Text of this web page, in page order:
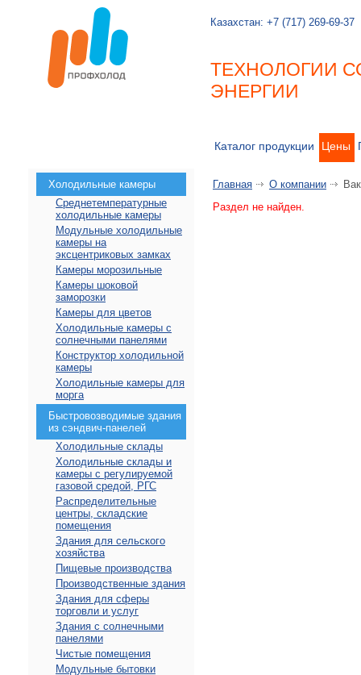
Казахстан:+7 (717) 269-69-37
ТЕХНОЛОГИИ
ЭНЕРГИИ
Каталог продукции Цены
Холодильные камеры
Среднетемпературные
холодильные камеры
Модульные холодильные
камеры на
эксцентриковых замках
Камеры морозильные
Камеры шоковой
заморозки
Камеры для цветов
Холодильные камеры с
солнечными панелями
Конструктор холодильной
камеры
Холодильные камеры для
морга
Быстровозводимые здания
из сэндвич-панелей
Холодильные склады
Холодильные склады и
камеры с регулируемой
газовой средой, РГС
Распределительные
центры, складские
помещения
Здания для сельского
хозяйства
Пищевые производства
Производственные здания
Здания для сферы
торговли и услуг
Здания с солнечными
панелями
Чистые помещения
Модульные бытовки
Главная О компании
Раздел не найден.